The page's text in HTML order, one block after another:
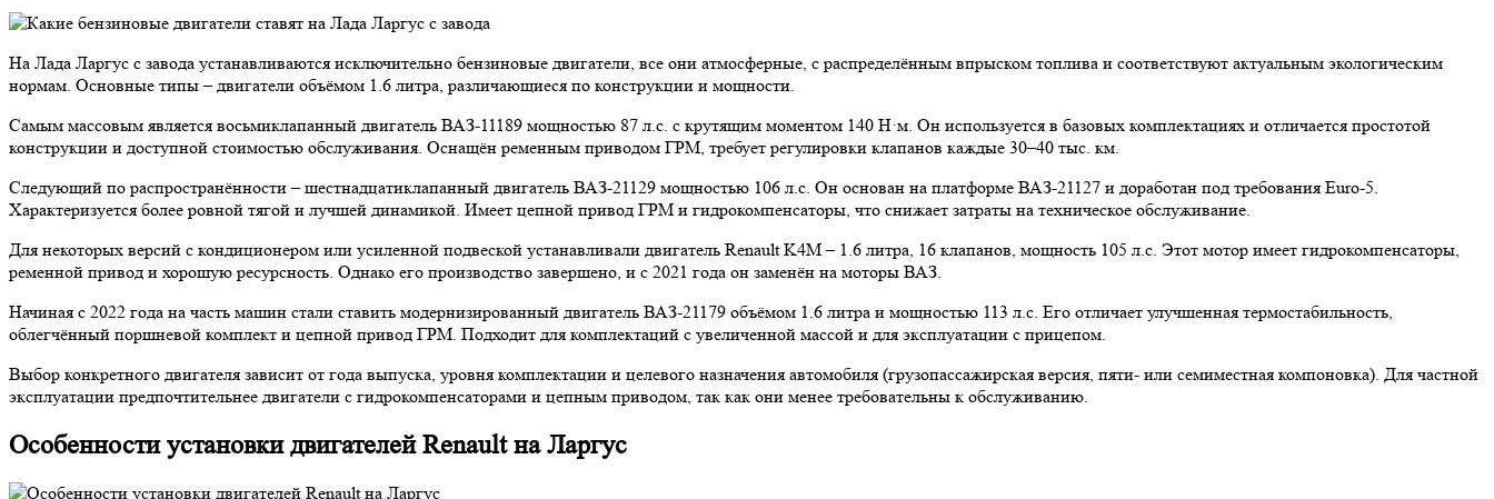
На Лада Ларгус с завода устанавливаются исключительно бензиновые двигатели, все они атмосферные, с распределённым впрыском топлива и соответствуют актуальным экологическим
нормам. Основные типы – двигатели объёмом 1.6 литра, различающиеся по конструкции и мощности.
Самым массовым является восьмиклапанный двигатель ВАЗ-11189 мощностью 87 л.с. с крутящим моментом 140 Н·м. Он используется в базовых комплектациях и отличается простотой
конструкции и доступной стоимостью обслуживания. Оснащён ременным приводом ГРМ, требует регулировки клапанов каждые 30–40 тыс. км.
Следующий по распространённости – шестнадцатиклапанный двигатель ВАЗ-21129 мощностью 106 л.с. Он основан на платформе ВАЗ-21127 и доработан под требования Euro-5.
Характеризуется более ровной тягой и лучшей динамикой. Имеет цепной привод ГРМ и гидрокомпенсаторы, что снижает затраты на техническое обслуживание.
Для некоторых версий с кондиционером или усиленной подвеской устанавливали двигатель Renault K4M – 1.6 литра, 16 клапанов, мощность 105 л.с. Этот мотор имеет гидрокомпенсаторы,
ременной привод и хорошую ресурсность. Однако его производство завершено, и с 2021 года он заменён на моторы ВАЗ.
Начиная с 2022 года на часть машин стали ставить модернизированный двигатель ВАЗ-21179 объёмом 1.6 литра и мощностью 113 л.с. Его отличает улучшенная термостабильность,
облегчённый поршневой комплект и цепной привод ГРМ. Подходит для комплектаций с увеличенной массой и для эксплуатации с прицепом.
Выбор конкретного двигателя зависит от года выпуска, уровня комплектации и целевого назначения автомобиля (грузопассажирская версия, пяти- или семиместная компоновка). Для частной
эксплуатации предпочтительнее двигатели с гидрокомпенсаторами и цепным приводом, так как они менее требовательны к обслуживанию.
Особенности установки двигателей Renault на Ларгус